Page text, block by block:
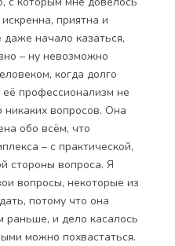
приятна и
начало казаться,
– ну невозможно
когда долго
профессионализм не
вопросов. Она
обо всём, что
– с практической,
стороны вопроса. Я
вопросы, некоторые из
потому что она
раньше, и дело касалось
можно похвастаться.